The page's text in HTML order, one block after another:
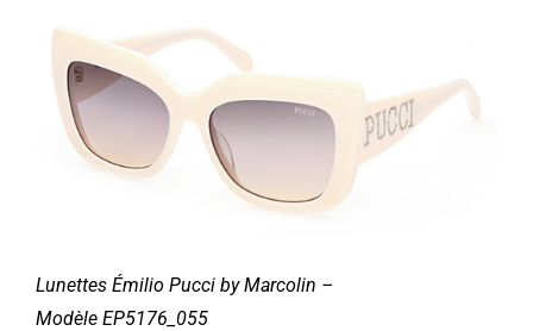
Lunettes Émilio Pucci by Marcolin –
Modèle EP5176_055